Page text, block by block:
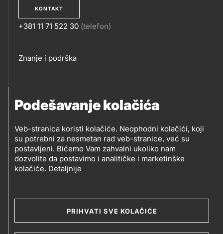
Podešavanje kolačića
Veb-stranica koristi kolačiće. Neophodni kolačići, koji
su potrebni za nesmetan rad veb-stranice, već su
postavljeni. Bićemo Vam zahvalni ukoliko nam
dozvolite da postavimo i analitičke i marketinške
kolačiće. Detaljnije
PRIHVATI SVE KOLAČIĆE
KONTAKT
+381 11 71 522 30 (telefon)
Footer
Znanje i podrška
PRATITE
NAS
Petrol d.o.o. Beograd
Zmajeva 12V, 11080 Beograd (Zemun), Srbija